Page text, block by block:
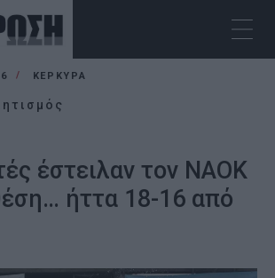
ΚΕΡΚΥΡΑ
έστειλαν τον ΝΑΟΚ
ήττα 18-16 από